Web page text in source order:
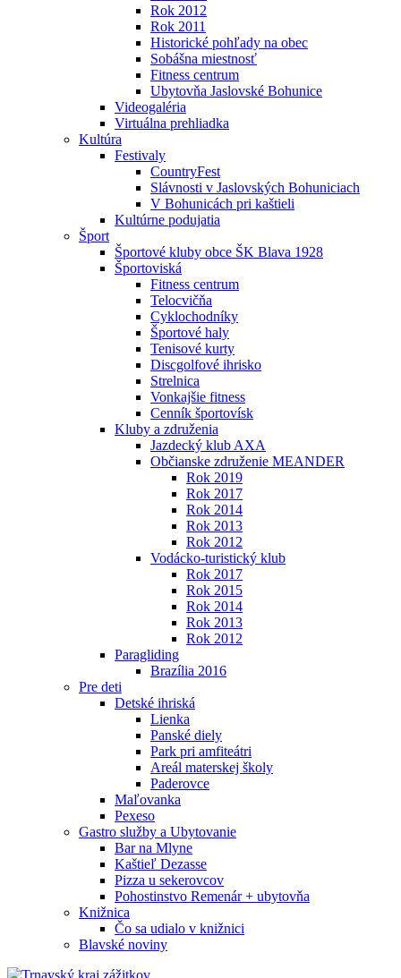
Rok 2012
Rok 2011
Historické pohľady na obec
Sobášna miestnosť
Fitness centrum
Ubytovňa Jaslovské Bohunice
Videogaléria
Virtuálna prehliadka
Kultúra
Festivaly
CountryFest
Slávnosti v Jaslovských Bohuniciach
V Bohunicách pri kaštieli
Kultúrne podujatia
Šport
Športové kluby obce ŠK Blava 1928
Športoviská
Fitness centrum
Telocvičňa
Cyklochodníky
Športové haly
Tenisové kurty
Discgolfové ihrisko
Strelnica
Vonkajšie fitness
Cenník športovísk
Kluby a združenia
Jazdecký klub AXA
Občianske združenie MEANDER
Rok 2019
Rok 2017
Rok 2014
Rok 2013
Rok 2012
Vodácko-turistický klub
Rok 2017
Rok 2015
Rok 2014
Rok 2013
Rok 2012
Paragliding
Brazília 2016
Pre deti
Detské ihriská
Lienka
Panské diely
Park pri amfiteátri
Areál materskej školy
Paderovce
Maľovanka
Pexeso
Gastro služby a Ubytovanie
Bar na Mlyne
Kaštieľ Dezasse
Pizza u sekerovcov
Pohostinstvo Remenár + ubytovňa
Knižnica
Čo sa udialo v knižnici
Blavské noviny